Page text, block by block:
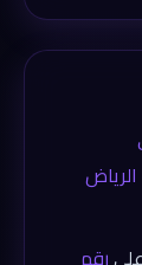
علىرقم